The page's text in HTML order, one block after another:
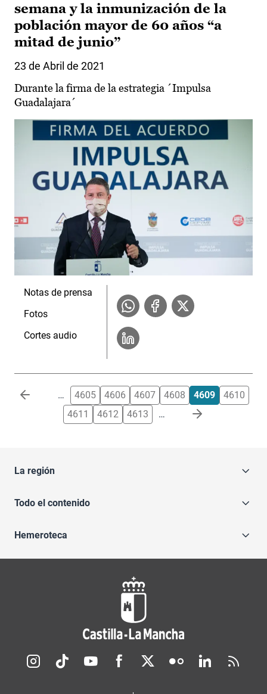
semana y la inmunización de la
población mayor de 60 años “a
mitad de junio”
23 de Abril de 2021
Durante la firma de la estrategia ´Impulsa
Guadalajara´
Notas de prensa
Fotos
Cortes audio
Paginación … 4605 4606 4607 4608 4609
4610
4611
4612 4613 …
La región
Todo el contenido
Hemeroteca
Redes sociales JCCM